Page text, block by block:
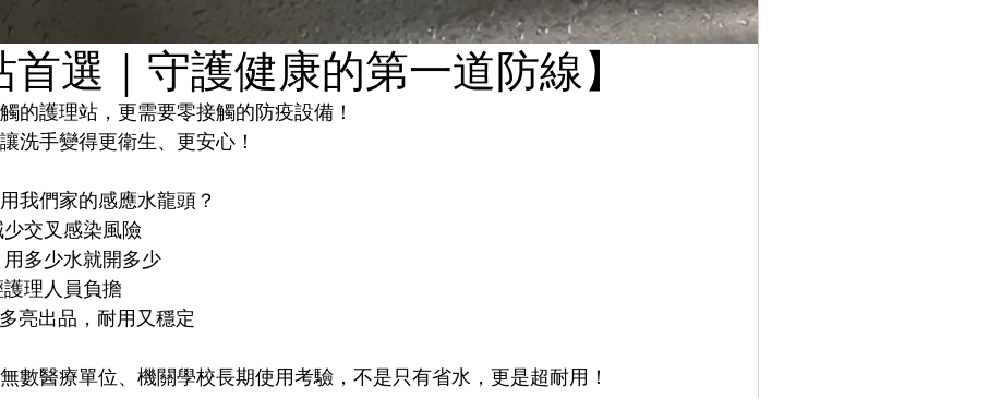
首選｜守護健康的第一道防線】
的護理站，更需要零接觸的防疫設備！
洗手變得更衛生、更安心！
我們家的感應水龍頭？
交叉感染風險
多少水就開多少
理人員負擔
亮出品，耐用又穩定
數醫療單位、機關學校長期使用考驗，不是只有省水，更是超耐用！